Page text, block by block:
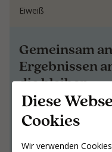
Diese
Cookies
Wir verwenden
Eiweiß
Gemeinsam an
Ergebnissen
die bleiben
Gemeinsam an
die bleiben
Gib deine Postleitzahl